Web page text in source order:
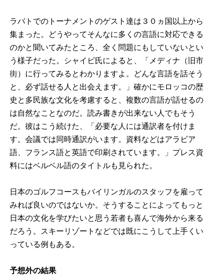
ラバトでのトーナメントのゲスト達は３０ヵ国以上から
集まった。どうやってそんなに多くの言語に対応できる
のかと聞いてみたところ、全く問題にもしていないとい
う様子だった。シャイビ氏によると、「メディナ（旧市
街）に行ってみるとわかりますよ。どんな言語を話そう
と、必ず話せる人と出会えます。」確かにモロッコの歴
史と多民族な文化を考慮すると、複数の言語が話せるの
は自然なことなのだ。読み書きが出来ない人でもそう
だ。彼はこう続けた、「必要な人には通訳者を付けま
す。会議では同時通訳がいます。資料などはアラビア
語、フランス語と英語で印刷されています。」プレス資
料にはベルベル語のタイトルも見られた。
日本のゴルフコースもバイリンガルのスタッフを雇って
みれば良いのではないか。そうすることによってもっと
日本の文化を学びたいと思う若者も喜んで海外から来る
だろう。スキーリゾートなどでは既にこうして上手くい
っている例もある。
予想外の結果